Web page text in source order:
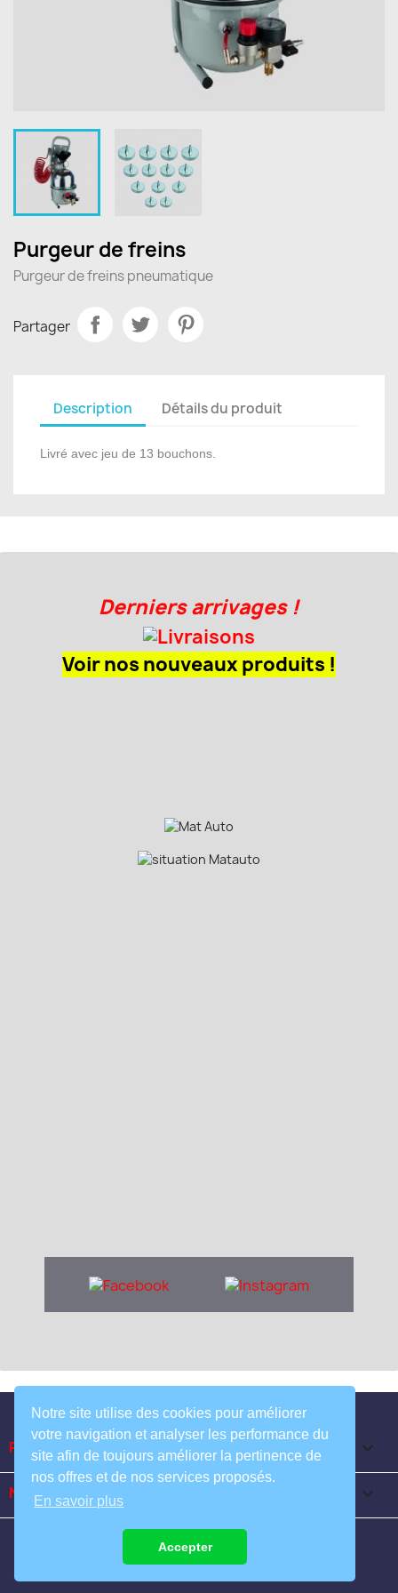
Notre site utilise des cookies pour améliorer
votre navigation et analyser les performance du
site afin de toujours améliorer la pertinence de
nos offres et de nos services proposés.
En savoir plus
Accepter
Purgeur de freins
Purgeur de freins pneumatique
Partager
Description Détails du produit
Livré avec jeu de 13 bouchons.
Derniers arrivages !
Voir nos nouveaux produits !
Produits 
Notre société 
© 2026 MAT-AUTO